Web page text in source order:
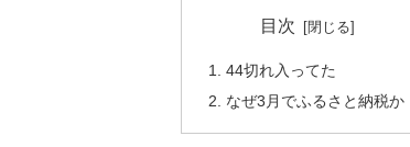
目次
44切れ入ってた
なぜ3月でふるさと納税か